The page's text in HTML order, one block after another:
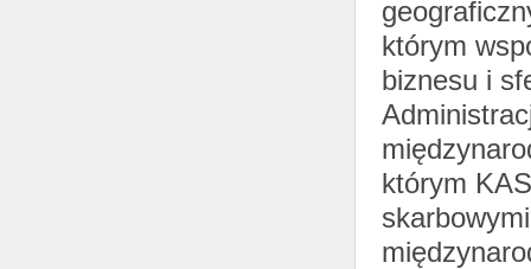
którym
biznesu i
którym